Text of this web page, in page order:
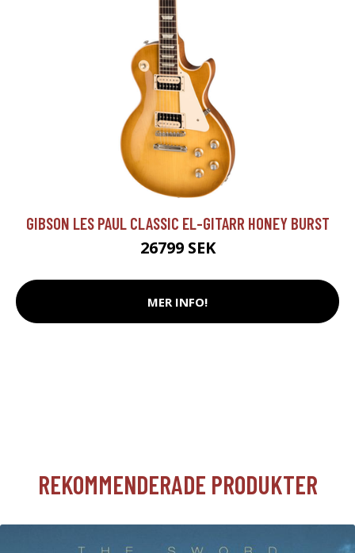
GIBSON LES PAUL CLASSIC EL-GITARR HONEY BURST
26799 SEK
MER INFO!
REKOMMENDERADE PRODUKTER